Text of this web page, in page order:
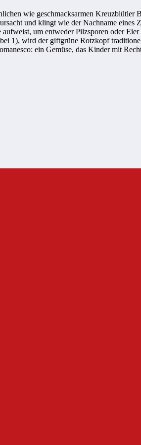
wie geschmacksarmen
und klingt wie der Nachname
um entweder Pilzsporen oder
1), wird der giftgrüne Rotzkopf
ein Gemüse, das Kinder mit